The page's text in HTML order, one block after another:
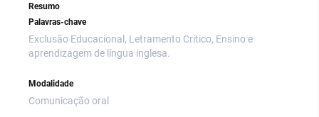
Resumo
Palavras-chave
Exclusão Educacional, Letramento Crítico, Ensino e
aprendizagem de língua inglesa.
Modalidade
Comunicação oral